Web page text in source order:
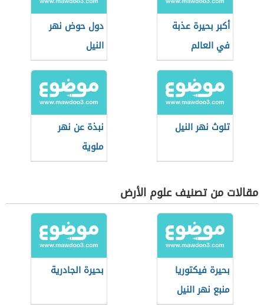
أكبر بحيرة عذبة
في العالم
دول حوض نهر
النيل
تلوث نهر النيل
نبذة عن نهر
ملوية
مقالات من تصنيف علوم الأرض
بحيرة فيكتوريا
منبع نهر النيل
بحيرة الجادرية